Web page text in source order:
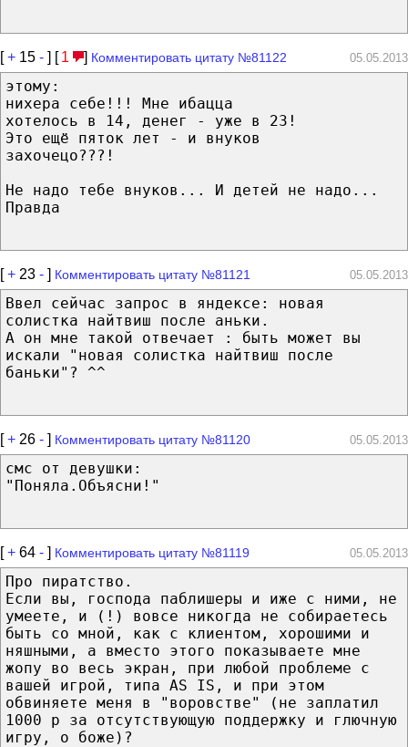
[+ 15 - ] [ 1 ] Комментировать цитату №81122 05.05.2013
этому:
нихера себе!!! Мне ибацца
хотелось в 14, денег - уже в 23!
Это ещё пяток лет - и внуков
захочецо???!
Не надо тебе внуков... И детей не надо...
Правда
[+ 23 - ] Комментировать цитату №81121 05.05.2013
Ввел сейчас запрос в яндексе: новая
солистка найтвиш после аньки.
А он мне такой отвечает : быть может вы
искали "новая солистка найтвиш после
баньки"? ^^
[+ 26 - ] Комментировать цитату №81120 05.05.2013
смс от девушки:
"Поняла.Объясни!"
[+ 64 - ] Комментировать цитату №81119 05.05.2013
Про пиратство.
Если вы, господа паблишеры и иже с ними, не
умеете, и (!) вовсе никогда не собираетесь
быть со мной, как с клиентом, хорошими и
няшными, а вместо этого показываете мне
жопу во весь экран, при любой проблеме с
вашей игрой, типа AS IS, и при этом
обвиняете меня в "воровстве" (не заплатил
1000 р за отсутствующую поддержку и глючную
игру, о боже)?